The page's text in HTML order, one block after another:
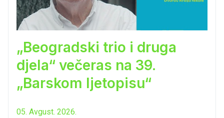
„Beogradski trio i druga
djela“ večeras na 39.
„Barskom ljetopisu“
05. Avgust. 2026.